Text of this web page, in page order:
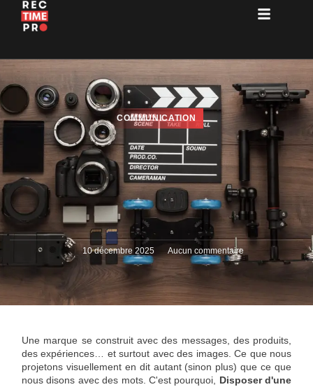
COMMUNICATION
10 décembre 2025 Aucun commentaire
Une marque se construit avec des messages, des produits,
des expériences… et surtout avec des images. Ce que nous
projetons visuellement en dit autant (sinon plus) que ce que
nous disons avec des mots. C'est pourquoi, Disposer d'une